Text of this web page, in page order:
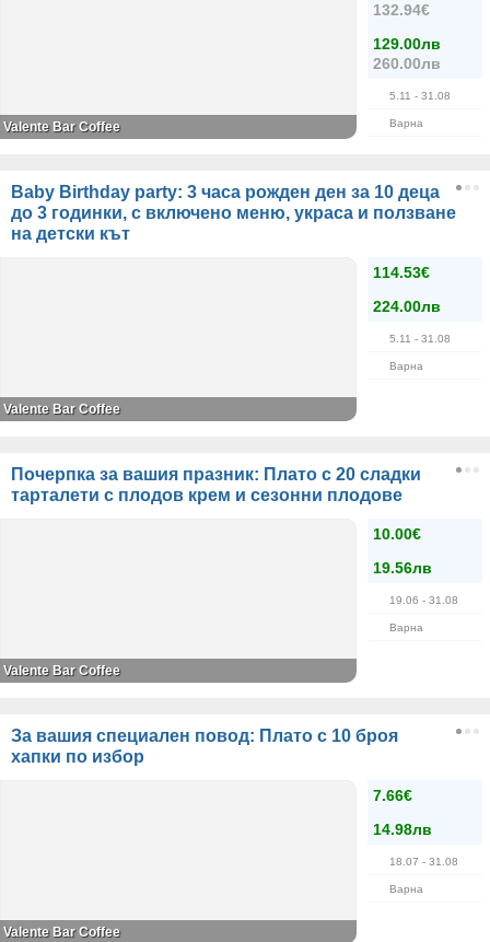
132.94€
129.00лв
260.00лв
5.11 - 31.08
Варна
Valente Bar Coffee
Baby Birthday party: 3 часа рожден ден за 10 деца
до 3 годинки, с включено меню, украса и ползване
на детски кът
114.53€
224.00лв
5.11 - 31.08
Варна
Valente Bar Coffee
Почерпка за вашия празник: Плато с 20 сладки
тарталети с плодов крем и сезонни плодове
10.00€
19.56лв
19.06 - 31.08
Варна
Valente Bar Coffee
За вашия специален повод: Плато с 10 броя
хапки по избор
7.66€
14.98лв
18.07 - 31.08
Варна
Valente Bar Coffee